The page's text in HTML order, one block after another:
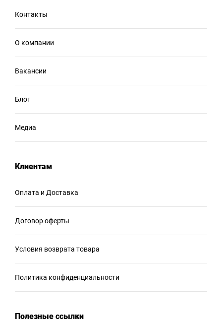
Контакты
О компании
Вакансии
Блог
Медиа
Клиентам
Оплата и Доставка
Договор оферты
Условия возврата товара
Политика конфиденциальности
Полезные ссылки